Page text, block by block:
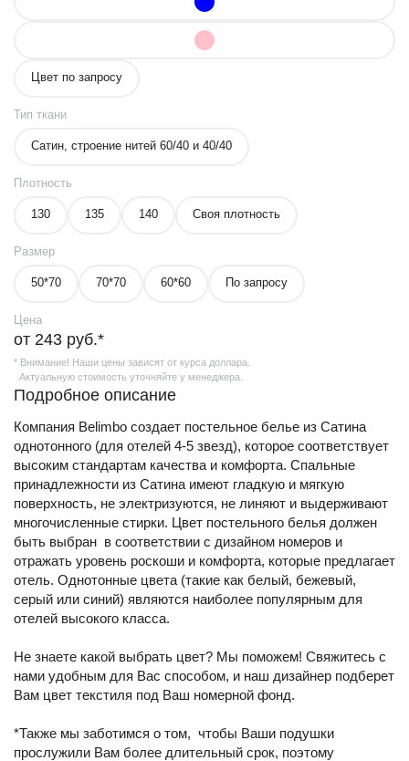
Цвет по запросу
Тип ткани
Сатин, строение нитей 60/40 и 40/40
Плотность
130 135 140 Своя плотность
Размер
50*70 70*70 60*60 По запросу
Цена
от 243 руб.*
* Внимание! Наши цены зависят от курса доллара.
Актуальную стоимость уточняйте у менеджера.
Подробное описание
Компания Belimbo создает постельное белье из Сатина
однотонного (для отелей 4-5 звезд), которое соответствует
высоким стандартам качества и комфорта. Спальные
принадлежности из Сатина имеют гладкую и мягкую
поверхность, не электризуются, не линяют и выдерживают
многочисленные стирки. Цвет постельного белья должен
быть выбран в соответствии с дизайном номеров и
отражать уровень роскоши и комфорта, которые предлагает
отель. Однотонные цвета (такие как белый, бежевый,
серый или синий) являются наиболее популярным для
отелей высокого класса.
Не знаете какой выбрать цвет? Мы поможем! Свяжитесь с
нами удобным для Вас способом, и наш дизайнер подберет
Вам цвет текстиля под Ваш номерной фонд.
*Также мы заботимся о том, чтобы Ваши подушки
прослужили Вам более длительный срок, поэтому